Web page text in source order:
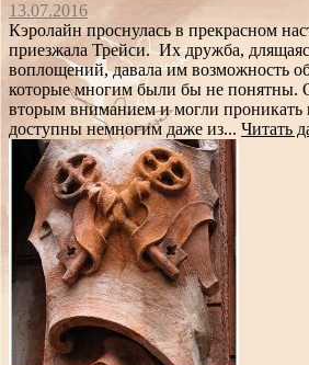
13.07.2016
Кэролайн проснулась в прекрасном
приезжала Трейси. Их дружба,
воплощений, давала им возможность
которые многим были бы не понятны.
вторым вниманием и могли
доступны немногим даже из... Читать